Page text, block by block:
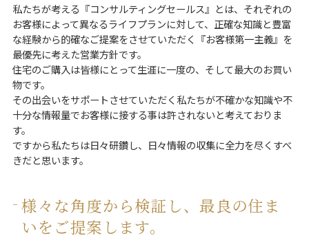
私たちが考える『コンサルティングセールス』とは、それぞれの
お客様によって異なるライフプランに対して、正確な知識と豊富
な経験から的確なご提案をさせていただく『お客様第一主義』を
最優先に考えた営業方針です。
住宅のご購入は皆様にとって生涯に一度の、そして最大のお買い
物です。
その出会いをサポートさせていただく私たちが不確かな知識や不
十分な情報量でお客様に接する事は許されないと考えておりま
す。
ですから私たちは日々研鑽し、日々情報の収集に全力を尽くすべ
きだと思います。
様々な角度から検証し、最良の住ま
いをご提案します。